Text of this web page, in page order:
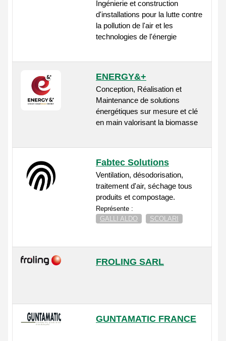
Ingénierie et construction
d'installations pour la lutte contre
la pollution de l'air et les
technologies de l'énergie
ENERGY&+
Conception, Réalisation et
Maintenance de solutions
énergétiques sur mesure et clé
en main valorisant la biomasse
Fabtec Solutions
Ventilation, désodorisation,
traitement d'air, séchage tous
produits et compostage.
Représente :
GALLI ALDO
SCOLARI
FROLING SARL
GUNTAMATIC FRANCE